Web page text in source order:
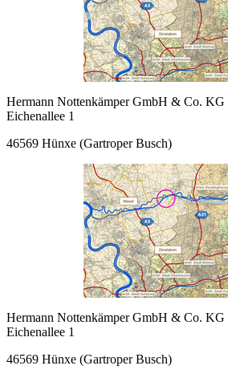
Hermann Nottenkämper GmbH & Co. KG
Eichenallee 1
46569 Hünxe (Gartroper Busch)
Hermann Nottenkämper GmbH & Co. KG
Eichenallee 1
46569 Hünxe (Gartroper Busch)